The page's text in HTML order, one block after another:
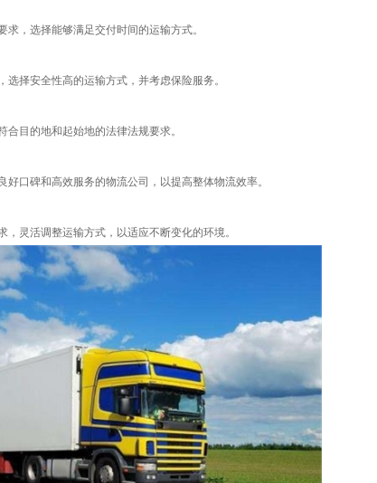
，选择能够满足交付时间的运输方式。
择安全性高的运输方式，并考虑保险服务。
目的地和起始地的法律法规要求。
口碑和高效服务的物流公司，以提高整体物流效率。
灵活调整运输方式，以适应不断变化的环境。